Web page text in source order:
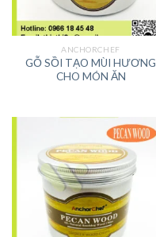
ANCHORCHEF
GỖ SỒI TẠO MÙI HƯƠNG
CHO MÓN ĂN